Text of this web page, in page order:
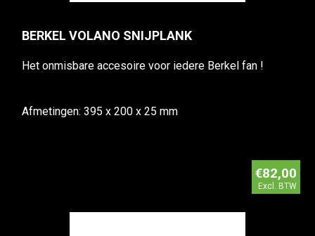
BERKEL VOLANO SNIJPLANK
Het onmisbare accesoire voor iedere Berkel fan !
Afmetingen: 395 x 200 x 25 mm
€82,00
Excl. BTW